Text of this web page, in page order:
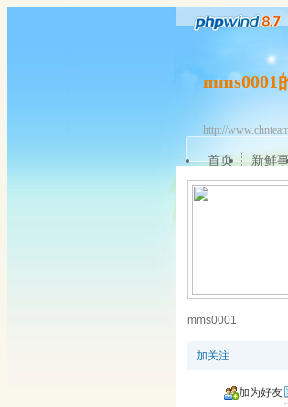
mms0001
http://
首页 新鲜
mms0001
加关注
加为好友